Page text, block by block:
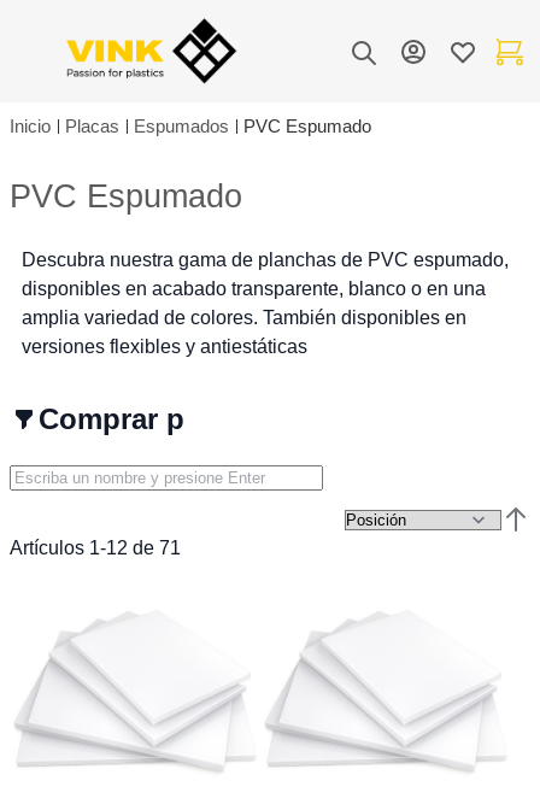
Lista de
Mi cuenta Mi
Inicio Placas Espumados PVC Espumado
PVC Espumado
Descubra nuestra gama de planchas de PVC espumado,
disponibles en acabado transparente, blanco o en una
amplia variedad de colores. También disponibles en
versiones flexibles y antiestáticas
Comprar por
Artículos 1-12 de 71